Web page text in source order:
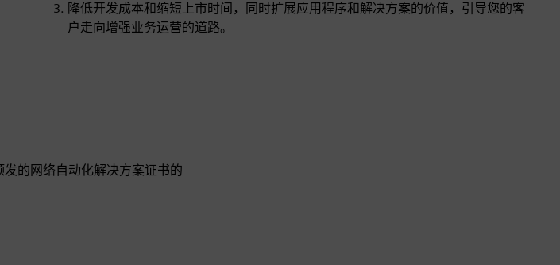
降低开发成本和缩短上市时间，同时扩展应用程序和解决方案的价值，引导您的客
户走向增强业务运营的道路。
的网络自动化解决方案证书的